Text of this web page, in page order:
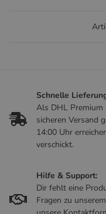
Schnelle
Als DHL Premium
sicheren Versand
14:00 Uhr
verschickt.
Hilfe & Support:
Dir fehlt eine
Fragen zu